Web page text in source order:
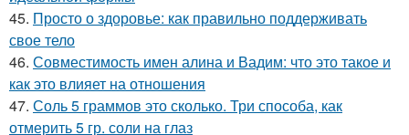
45. Просто о здоровье: как правильно поддерживать
свое тело
46. Совместимость имен алина и Вадим: что это такое и
как это влияет на отношения
47. Соль 5 граммов это сколько. Три способа, как
отмерить 5 гр. соли на глаз